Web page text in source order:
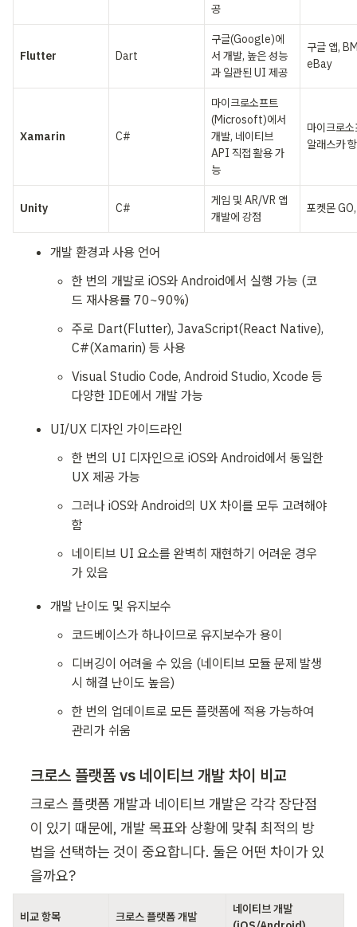
공
Flutter Dart
구글(Google)에
서 개발, 높은 성능
과 일관된 UI 제공
구글 앱,
eBay
Xamarin C#
마이크로소프트
(Microsoft)에서
개발, 네이티브
API 직접 활용 가
능
마이크로
알래스카
Unity C#
게임 및 AR/VR 앱
개발에 강점
포켓몬
개발 환경과 사용 언어
한 번의 개발로 iOS와 Android에서 실행 가능 (코
드 재사용률 70~90%)
주로 Dart(Flutter), JavaScript(React Native),
C#(Xamarin) 등 사용
Visual Studio Code, Android Studio, Xcode 등
다양한 IDE에서 개발 가능
UI/UX 디자인 가이드라인
한 번의 UI 디자인으로 iOS와 Android에서 동일한
UX 제공 가능
그러나 iOS와 Android의 UX 차이를 모두 고려해야
함
네이티브 UI 요소를 완벽히 재현하기 어려운 경우
가 있음
개발 난이도 및 유지보수
코드베이스가 하나이므로 유지보수가 용이
디버깅이 어려울 수 있음 (네이티브 모듈 문제 발생
시 해결 난이도 높음)
한 번의 업데이트로 모든 플랫폼에 적용 가능하여
관리가 쉬움
크로스 플랫폼 vs 네이티브 개발 차이 비교
크로스 플랫폼 개발과 네이티브 개발은 각각 장단점
이 있기 때문에, 개발 목표와 상황에 맞춰 최적의 방
법을 선택하는 것이 중요합니다. 둘은 어떤 차이가 있
을까요?
비교 항목 크로스 플랫폼 개발
네이티브 개발